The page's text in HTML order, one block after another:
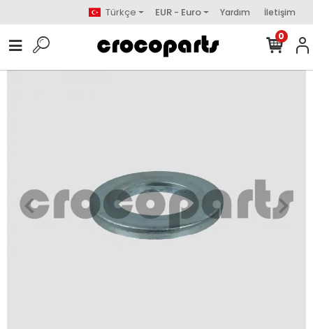
Türkçe EUR - Euro Yardım İletişim
0